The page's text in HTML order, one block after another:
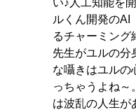
い♪人工知能を
ルくん開発のAI
るチャーミング
先生がユルの分
な囁きはユル
っちゃうよね～
は波乱の人生が